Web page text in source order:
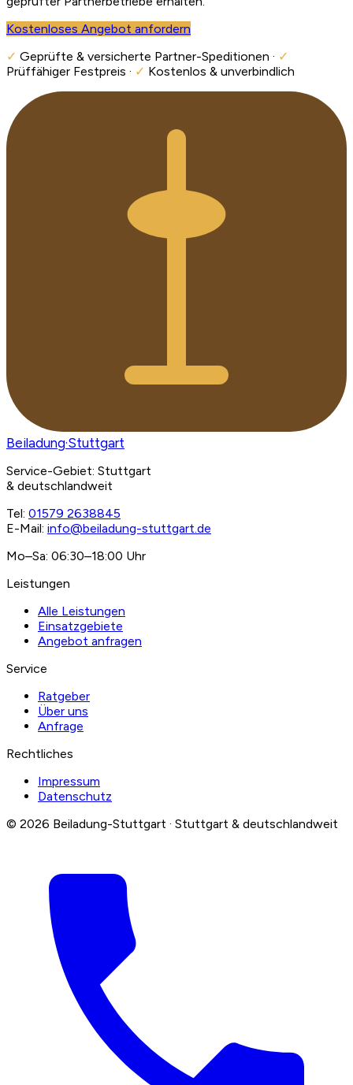
Kostenloses Angebot anfordern
✓ Geprüfte & versicherte Partner-Speditionen · ✓
Prüffähiger Festpreis · ✓ Kostenlos & unverbindlich
Beiladung·Stuttgart
Service-Gebiet: Stuttgart
& deutschlandweit
Tel: 01579 2638845
E-Mail: info@beiladung-stuttgart.de
Mo–Sa: 06:30–18:00 Uhr
Leistungen
Alle Leistungen
Einsatzgebiete
Angebot anfragen
Service
Ratgeber
Über uns
Anfrage
Rechtliches
Impressum
Datenschutz
© 2026 Beiladung-Stuttgart · Stuttgart & deutschlandweit